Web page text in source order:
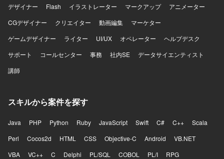
デザイナー
Flash イラストレーター マークアップ
アニメーター
CGデザイナー
クリエイター 動画編集
マーケター
ゲームデザイナー
ライター UI/UX オペレーター
ヘルプデスク
サポート
コールセンター 事務 社内SE
データサイエンティスト
講師
スキルから案件を探す
Java PHP Python Ruby JavaScript Swift C# C++
Scala
Perl
Cocos2d HTML CSS Objective-C Android
VB.NET
VBA
VC++ C Delphi PL/SQL COBOL PL/I
RPG